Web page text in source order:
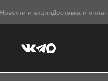
Новости и акцииДоставка и